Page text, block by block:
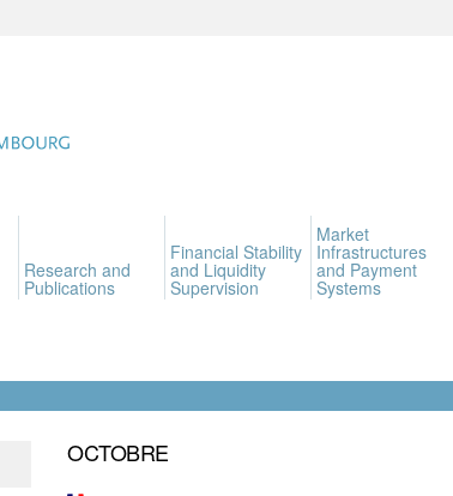
Research and
Publications
Financial Stability
and Liquidity
Supervision
Market
Infrastructures
and Payment
Systems
OCTOBRE